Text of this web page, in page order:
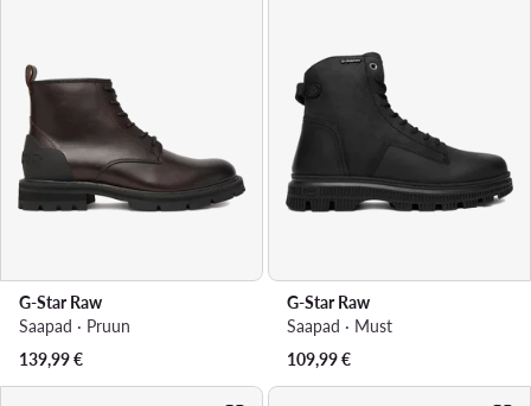
G-Star Raw
Saapad · Pruun
139,99€
G-Star Raw
Saapad · Must
109,99€